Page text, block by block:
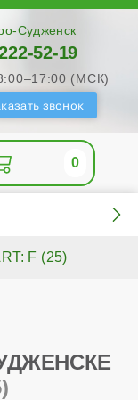
Судженск
52-19
(МСК)
0
F (25)